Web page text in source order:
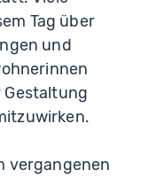
Tag über
und
Gestaltung
vergangenen